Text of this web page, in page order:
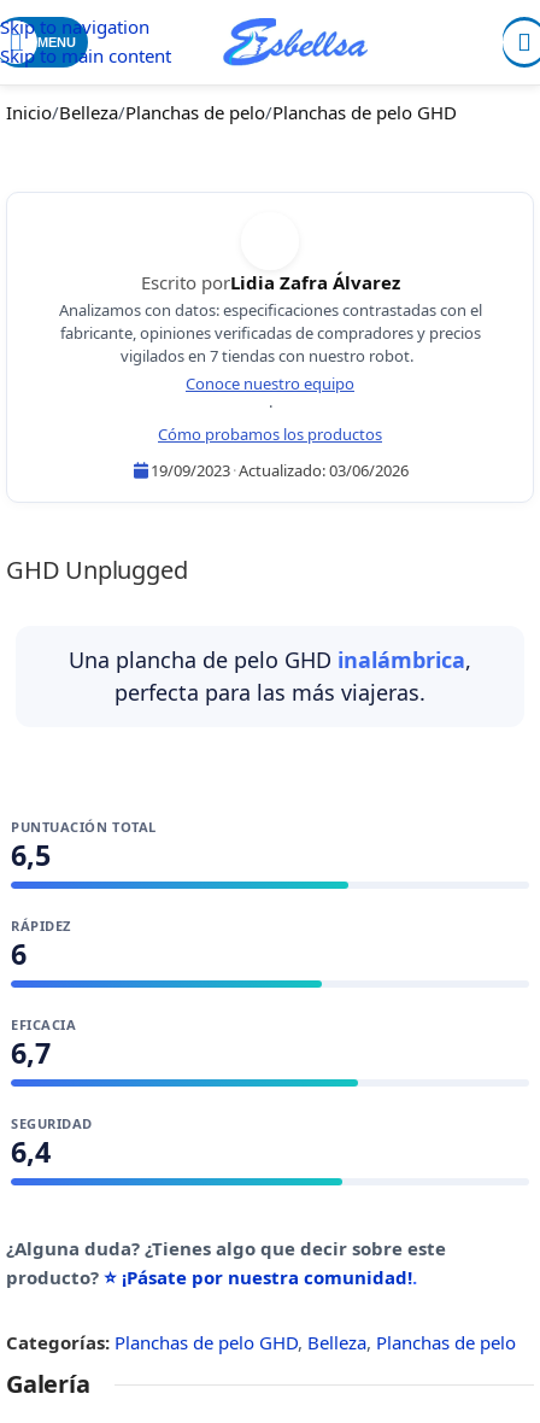
Skip to navigation
Skip to main content
MENU
Inicio/Belleza/Planchas de pelo/Planchas de pelo GHD
Escrito porLidia Zafra Álvarez
Analizamos con datos: especificaciones contrastadas con el
fabricante, opiniones verificadas de compradores y precios
vigilados en 7 tiendas con nuestro robot.
Conoce nuestro equipo
·
Cómo probamos los productos
19/09/2023·Actualizado:03/06/2026
GHD Unplugged
Una plancha de pelo GHD inalámbrica,
perfecta para las más viajeras.
PUNTUACIÓN TOTAL
6,5
RÁPIDEZ
6
EFICACIA
6,7
SEGURIDAD
6,4
¿Alguna duda? ¿Tienes algo que decir sobre este
producto? ⭐ ¡Pásate por nuestra comunidad!.
Categorías: Planchas de pelo GHD, Belleza, Planchas de pelo
Galería